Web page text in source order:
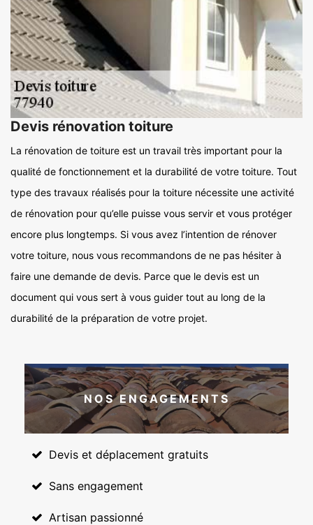
Devis rénovation toiture
La rénovation de toiture est un travail très important pour la
qualité de fonctionnement et la durabilité de votre toiture. Tout
type des travaux réalisés pour la toiture nécessite une activité
de rénovation pour qu’elle puisse vous servir et vous protéger
encore plus longtemps. Si vous avez l’intention de rénover
votre toiture, nous vous recommandons de ne pas hésiter à
faire une demande de devis. Parce que le devis est un
document qui vous sert à vous guider tout au long de la
durabilité de la préparation de votre projet.
NOS ENGAGEMENTS
Devis et déplacement gratuits
Sans engagement
Artisan passionné